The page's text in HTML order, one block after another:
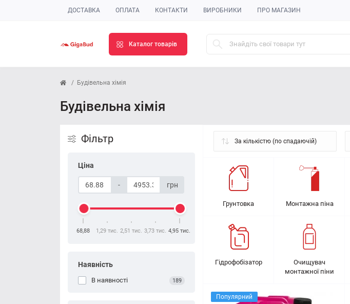
ДОСТАВКА ОПЛАТА КОНТАКТИ ВИРОБНИКИ ПРО МАГАЗИН
Каталог товарів
Будівельна хімія
Будівельна хімія
Фільтр
Ціна
- грн
68,88 1,29 тис. 2,51 тис. 3,73 тис. 4,95 тис.
Наявність
В наявності 189
Грунтовка Монтажна піна
Гідрофобізатор
Очищувач
монтажної піни
Популярний